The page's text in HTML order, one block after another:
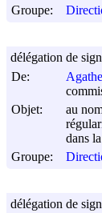
Groupe:
De:
Objet:
au
dans
Groupe:
délégation de
délégation de